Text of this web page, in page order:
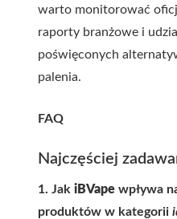
warto monitorować
raporty branżowe i
poświęconych
palenia.
FAQ
Najczęściej
1. Jak iBVape wpływa
produktów w kategorii